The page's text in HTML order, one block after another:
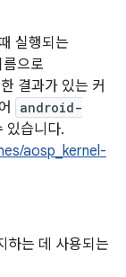
실행되는
으로
결과가 있는 커
android-
있습니다.
aosp_kernel-
하는 데 사용되는